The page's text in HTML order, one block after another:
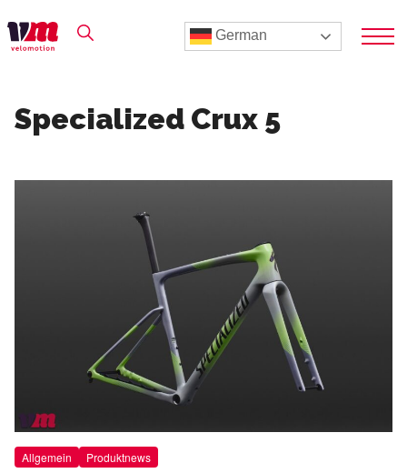
German
Specialized Crux 5
Allgemein Produktnews